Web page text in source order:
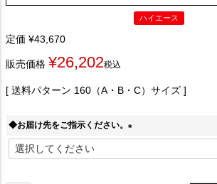
ハイエース
定価 ¥43,670
販売価格 ¥26,202税込
送料パターン 160（A・B・C）サイズ
◆お届け先をご指示ください。
必